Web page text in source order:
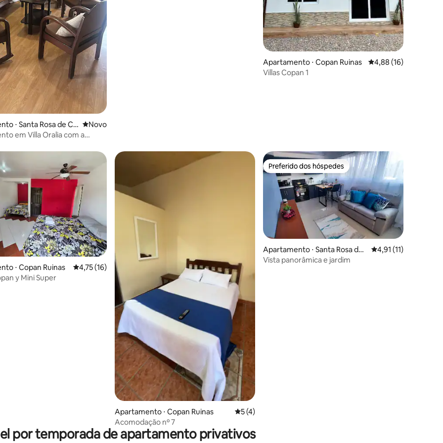
⋅ Santa Rosa de Co Novo lugar para ficar
Novo
em Villa Oralia com a
Apartamento ⋅ Copan Ruinas 4,88 de uma
4,88 (16)
Villas Copan 1
de 5, 4 avaliações
⋅ Copan Ruinas 4,75 de uma avaliação média de 5, 16 avaliações
4,75 (16)
y Mini Super
Apartamento ⋅ Copan Ruinas 5 de uma avaliação média de 5, 4 avaliações
5 (4)
Acomodação nº 7
Preferido dos hóspedes
Preferido dos hóspedes
Apartamento ⋅ Santa Rosa de
Copan
4,91 de uma
4,91 (11)
Vista panorâmica e jardim
por temporada de apartamento privativos